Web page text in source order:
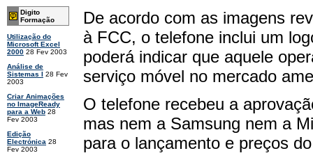
Digito
Formação
Utilização do
Microsoft Excel
2000 28 Fev 2003
Análise de
Sistemas I 28 Fev
2003
Criar Animações
no ImageReady
para a Web 28
Fev 2003
Edição
Electrónica 28
Fev 2003
De acordo com as imagens
à FCC, o telefone inclui um
poderá indicar que aquele
serviço móvel no mercado
O telefone recebeu a
mas nem a Samsung nem a
para o lançamento e preços